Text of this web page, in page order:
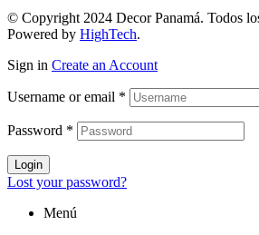
© Copyright 2024 Decor Panamá. Todos
Powered by HighTech.
Sign in Create an Account
Username or email *
Password *
Login
Lost your password?
Menú